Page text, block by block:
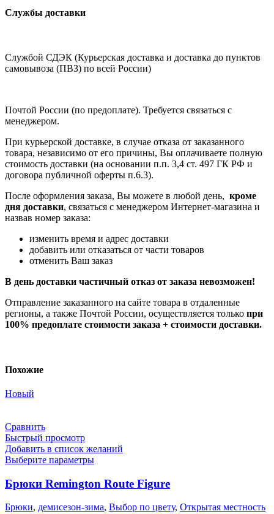
Службы доставки
Службой СДЭК (Курьерская доставка и доставка до пунктов
самовывоза (ПВЗ) по всей России)
Почтой России (по предоплате). Требуется связаться с
менеджером.
При курьерской доставке, в случае отказа от заказанного
товара, независимо от его причины, Вы оплачиваете полную
стоимость доставки (на основании п.п. 3,4 ст. 497 ГК РФ и
договора публичной оферты п.6.3).
После оформления заказа, Вы можете в любой день, кроме
дня доставки, связаться с менеджером Интернет-магазина и
назвав номер заказа:
изменить время и адрес доставки
добавить или отказаться от части товаров
отменить Ваш заказ
В день доставки частичный отказ от заказа невозможен!
Отправление заказанного на сайте товара в отдаленные
регионы, а также Почтой России, осуществляется только при
100% предоплате стоимости заказа + стоимости доставки.
Похожие
Новый
Сравнить
Быстрый просмотр
Добавить в список желаний
Выберите параметры
Брюки Remington Route Figure
Брюки, демисезон-зима, Выбор по цвету, Открытая местность